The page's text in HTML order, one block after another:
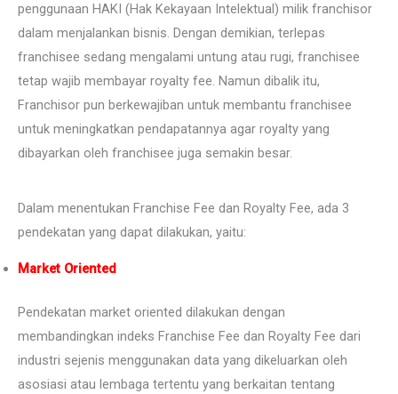
penggunaan HAKI (Hak Kekayaan Intelektual) milik franchisor
dalam menjalankan bisnis. Dengan demikian, terlepas
franchisee sedang mengalami untung atau rugi, franchisee
tetap wajib membayar royalty fee. Namun dibalik itu,
Franchisor pun berkewajiban untuk membantu franchisee
untuk meningkatkan pendapatannya agar royalty yang
dibayarkan oleh franchisee juga semakin besar.
Dalam menentukan Franchise Fee dan Royalty Fee, ada 3
pendekatan yang dapat dilakukan, yaitu:
Market Oriented
Pendekatan market oriented dilakukan dengan
membandingkan indeks Franchise Fee dan Royalty Fee dari
industri sejenis menggunakan data yang dikeluarkan oleh
asosiasi atau lembaga tertentu yang berkaitan tentang